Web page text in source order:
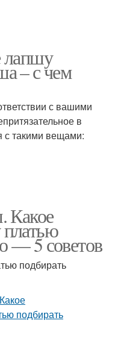
лапшу
– с чем
с вашими
в
с такими вещами:
Какое
— 5 советов
подбирать